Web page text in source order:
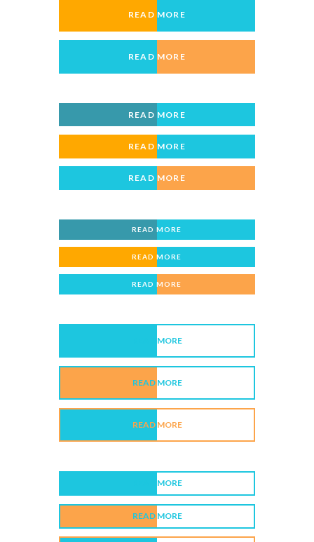
READ MORE
READ MORE
READ MORE
READ MORE
READ MORE
READ MORE
READ MORE
READ MORE
READ MORE
READ MORE
READ MORE
READ MORE
READ MORE